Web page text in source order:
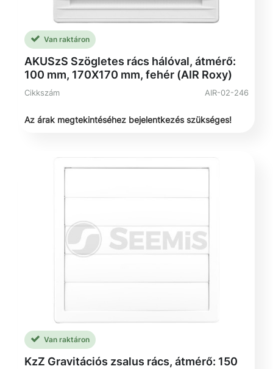
Van raktáron
AKUSzS Szögletes rács hálóval, átmérő:
100 mm, 170X170 mm, fehér (AIR Roxy)
Cikkszám AIR-02-246
Az árak megtekintéséhez bejelentkezés szükséges!
Van raktáron
KzZ Gravitációs zsalus rács, átmérő: 150